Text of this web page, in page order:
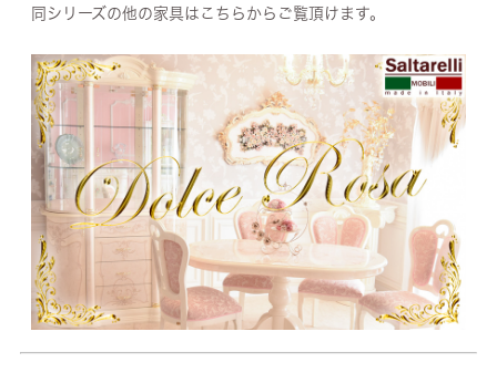
同シリーズの他の家具はこちらからご覧頂けます。